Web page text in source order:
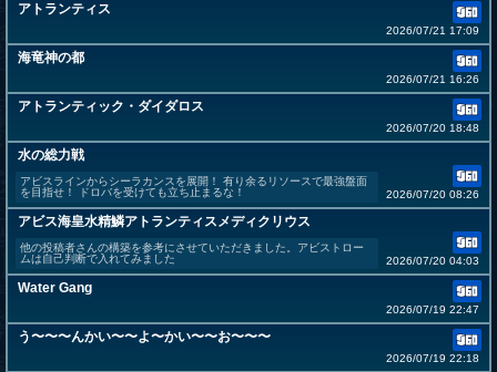
アトランティス
2026/07/21 17:09
海竜神の都
2026/07/21 16:26
アトランティック・ダイダロス
2026/07/20 18:48
水の総力戦
アビスラインからシーラカンスを展開！ 有り余るリソースで最強盤面
を目指せ！ ドロバを受けても立ち止まるな！
2026/07/20 08:26
アビス海皇水精鱗アトランティスメディクリウス
他の投稿者さんの構築を参考にさせていただきました。アビストロー
ムは自己判断で入れてみました
2026/07/20 04:03
Water Gang
2026/07/19 22:47
う〜〜〜んかい〜〜よ〜かい〜〜お〜〜〜
2026/07/19 22:18